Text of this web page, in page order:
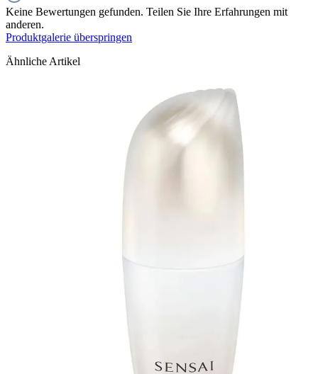
Keine Bewertungen gefunden. Teilen Sie Ihre Erfahrungen mit
anderen.
Produktgalerie überspringen
Ähnliche Artikel